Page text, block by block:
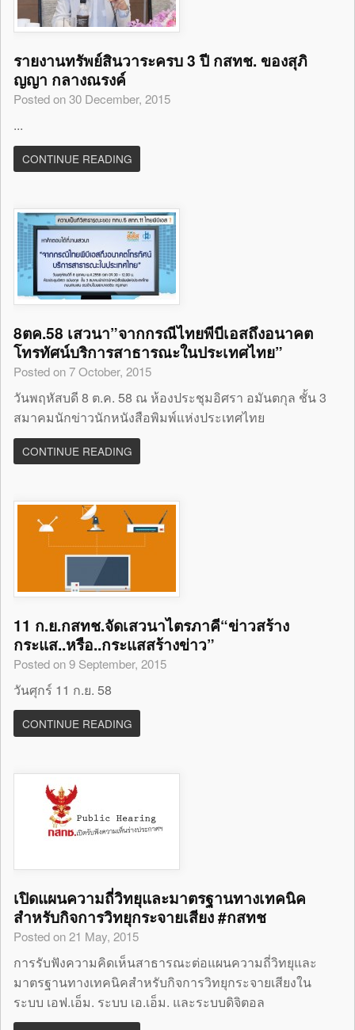
รายงานทรัพย์สินวาระครบ 3 ปี กสทช. ของสุภิ
ญญา กลางณรงค์
Posted on 30 December, 2015
...
CONTINUE READING
8ตค.58 เสวนา”จากกรณีไทยพีบีเอสถึงอนาคต
โทรทัศน์บริการสาธารณะในประเทศไทย”
Posted on 7 October, 2015
วันพฤหัสบดี 8 ต.ค. 58 ณ ห้องประชุมอิศรา อมันตกุล ชั้น 3
สมาคมนักข่าวนักหนังสือพิมพ์แห่งประเทศไทย
CONTINUE READING
11 ก.ย.กสทช.จัดเสวนาไตรภาคี“ข่าวสร้าง
กระแส..หรือ..กระแสสร้างข่าว”
Posted on 9 September, 2015
วันศุกร์ 11 ก.ย. 58
CONTINUE READING
เปิดแผนความถี่วิทยุและมาตรฐานทางเทคนิค
สำหรับกิจการวิทยุกระจายเสียง #กสทช
Posted on 21 May, 2015
การรับฟังความคิดเห็นสาธารณะต่อแผนความถี่วิทยุและ
มาตรฐานทางเทคนิคสำหรับกิจการวิทยุกระจายเสียงใน
ระบบ เอฟ.เอ็ม. ระบบ เอ.เอ็ม. และระบบดิจิตอล